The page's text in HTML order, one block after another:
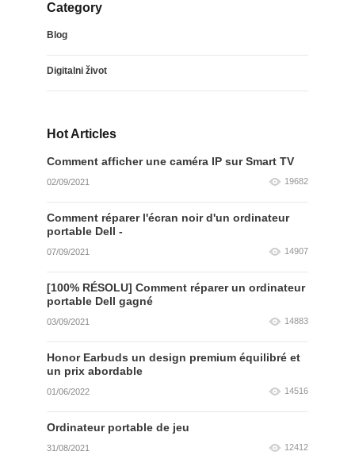
Category
Blog
Digitalni život
Hot Articles
Comment afficher une caméra IP sur Smart TV
02/09/2021 19682
Comment réparer l'écran noir d'un ordinateur
portable Dell -
07/09/2021 14907
[100% RÉSOLU] Comment réparer un ordinateur
portable Dell gagné
03/09/2021 14883
Honor Earbuds un design premium équilibré et
un prix abordable
01/06/2022 14516
Ordinateur portable de jeu
31/08/2021 12412